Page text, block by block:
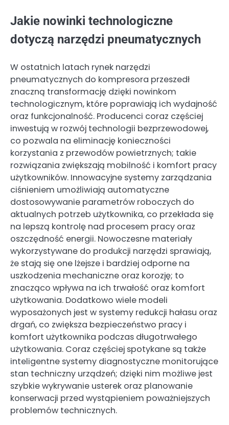
Jakie nowinki technologiczne
dotyczą narzędzi pneumatycznych
W ostatnich latach rynek narzędzi
pneumatycznych do kompresora przeszedł
znaczną transformację dzięki nowinkom
technologicznym, które poprawiają ich wydajność
oraz funkcjonalność. Producenci coraz częściej
inwestują w rozwój technologii bezprzewodowej,
co pozwala na eliminację konieczności
korzystania z przewodów powietrznych; takie
rozwiązania zwiększają mobilność i komfort pracy
użytkowników. Innowacyjne systemy zarządzania
ciśnieniem umożliwiają automatyczne
dostosowywanie parametrów roboczych do
aktualnych potrzeb użytkownika, co przekłada się
na lepszą kontrolę nad procesem pracy oraz
oszczędność energii. Nowoczesne materiały
wykorzystywane do produkcji narzędzi sprawiają,
że stają się one lżejsze i bardziej odporne na
uszkodzenia mechaniczne oraz korozję; to
znacząco wpływa na ich trwałość oraz komfort
użytkowania. Dodatkowo wiele modeli
wyposażonych jest w systemy redukcji hałasu oraz
drgań, co zwiększa bezpieczeństwo pracy i
komfort użytkownika podczas długotrwałego
użytkowania. Coraz częściej spotykane są także
inteligentne systemy diagnostyczne monitorujące
stan techniczny urządzeń; dzięki nim możliwe jest
szybkie wykrywanie usterek oraz planowanie
konserwacji przed wystąpieniem poważniejszych
problemów technicznych.